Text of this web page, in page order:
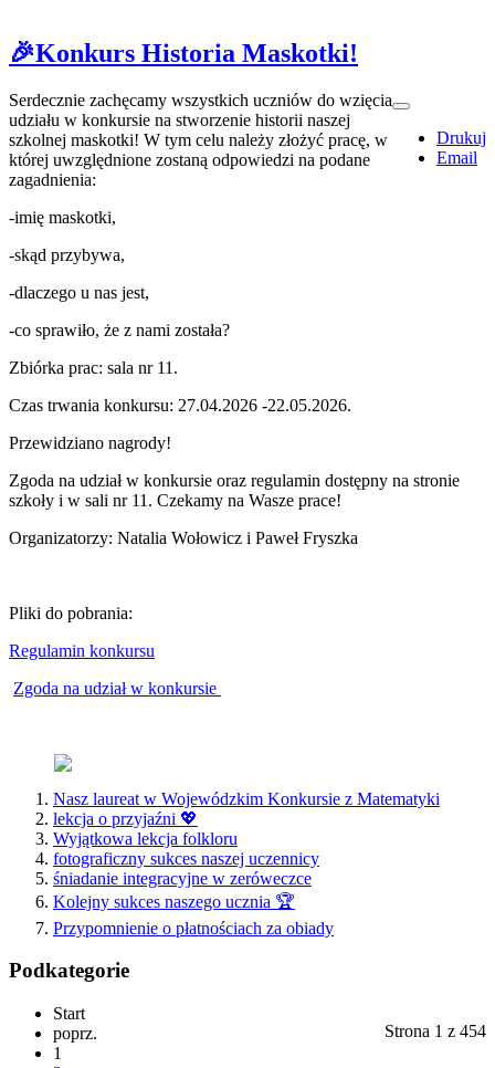
🎉Konkurs Historia Maskotki!
Drukuj
Email
Serdecznie zachęcamy wszystkich uczniów do wzięcia
udziału w konkursie na stworzenie historii naszej
szkolnej maskotki! W tym celu należy złożyć pracę, w
której uwzględnione zostaną odpowiedzi na podane
zagadnienia:
-imię maskotki,
-skąd przybywa,
-dlaczego u nas jest,
-co sprawiło, że z nami została?
Zbiórka prac: sala nr 11.
Czas trwania konkursu: 27.04.2026 -22.05.2026.
Przewidziano nagrody!
Zgoda na udział w konkursie oraz regulamin dostępny na stronie
szkoły i w sali nr 11. Czekamy na Wasze prace!
Organizatorzy: Natalia Wołowicz i Paweł Fryszka
Pliki do pobrania:
Regulamin konkursu
Zgoda na udział w konkursie
Nasz laureat w Wojewódzkim Konkursie z Matematyki
lekcja o przyjaźni 💖
Wyjątkowa lekcja folkloru
fotograficzny sukces naszej uczennicy
śniadanie integracyjne w zeróweczce
Kolejny sukces naszego ucznia 🏆
Przypomnienie o płatnościach za obiady
Podkategorie
Strona 1 z 454
Start
poprz.
1